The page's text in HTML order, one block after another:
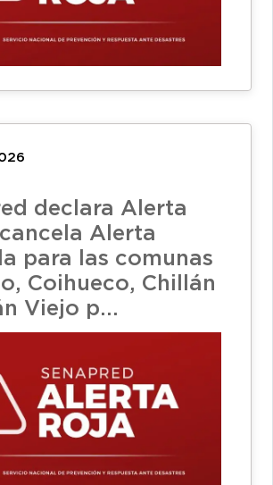
declara Alerta
Alerta
para las comunas
Coihueco, Chillán
Viejo p...